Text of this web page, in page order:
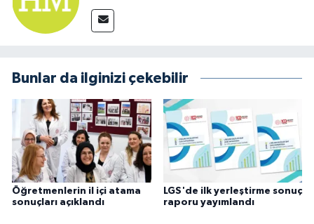
Bunlar da ilginizi çekebilir
Öğretmenlerin il içi atama
sonuçları açıklandı
LGS'de ilk yerleştirme sonuç
raporu yayımlandı